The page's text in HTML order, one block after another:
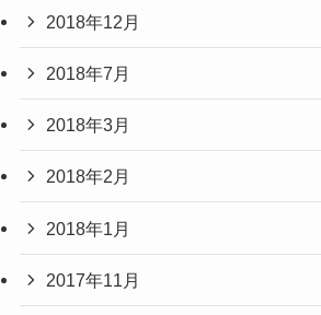
2018年12月
2018年7月
2018年3月
2018年2月
2018年1月
2017年11月